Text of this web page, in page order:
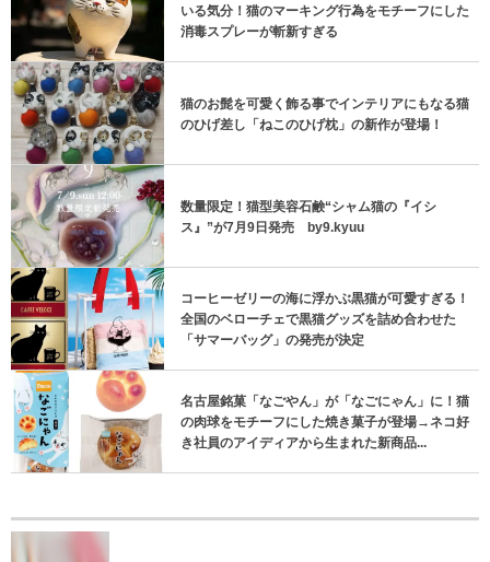
いる気分！猫のマーキング行為をモチーフにした
消毒スプレーが斬新すぎる
猫のお髭を可愛く飾る事でインテリアにもなる猫
のひげ差し「ねこのひげ枕」の新作が登場！
数量限定！猫型美容石鹸“シャム猫の『イシ
ス』”が7月9日発売 by9.kyuu
コーヒーゼリーの海に浮かぶ黒猫が可愛すぎる！
全国のベローチェで黒猫グッズを詰め合わせた
「サマーバッグ」の発売が決定
名古屋銘菓「なごやん」が「なごにゃん」に！猫
の肉球をモチーフにした焼き菓子が登場→ネコ好
き社員のアイディアから生まれた新商品...